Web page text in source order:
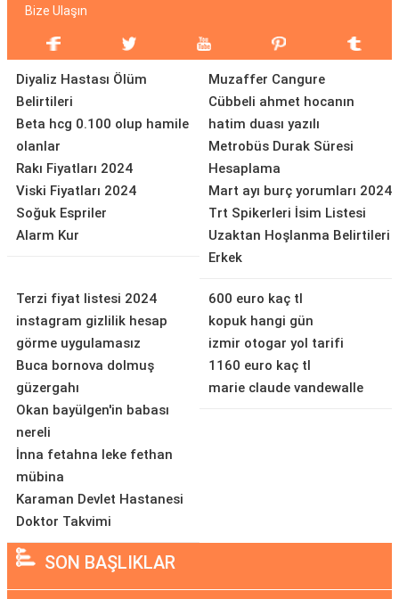
Bize Ulaşın
Diyaliz Hastası Ölüm
Belirtileri
Beta hcg 0.100 olup hamile
olanlar
Rakı Fiyatları 2024
Viski Fiyatları 2024
Soğuk Espriler
Alarm Kur
Muzaffer Cangure
Cübbeli ahmet hocanın
hatim duası yazılı
Metrobüs Durak Süresi
Hesaplama
Mart ayı burç yorumları 2024
Trt Spikerleri İsim Listesi
Uzaktan Hoşlanma Belirtileri
Erkek
Terzi fiyat listesi 2024
instagram gizlilik hesap
görme uygulamasız
Buca bornova dolmuş
güzergahı
Okan bayülgen'in babası
nereli
İnna fetahna leke fethan
mübina
Karaman Devlet Hastanesi
Doktor Takvimi
600 euro kaç tl
kopuk hangi gün
izmir otogar yol tarifi
1160 euro kaç tl
marie claude vandewalle
SON BAŞLIKLAR